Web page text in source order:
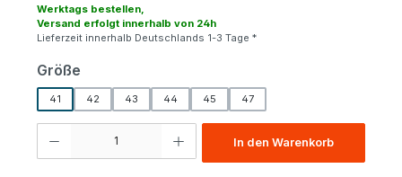
Werktags bestellen,
Versand erfolgt innerhalb von 24h
Lieferzeit innerhalb Deutschlands 1-3 Tage *
Größe
41 42 43 44 45 47
Produkt Anzahl: Gib den gewünschten Wert ein oder benutze die
In den Warenkorb